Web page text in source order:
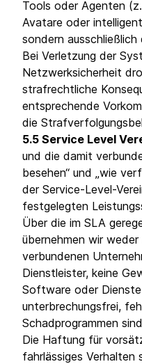
Tools oder Agenten
Avatare oder
sondern
Bei Verletzung der
Netzwerksicherheit
strafrechtliche
entsprechende
die
5.5 Service Level
und die damit
besehen“ und „wie
der Service-Level-
festgelegten
Über die im SLA
übernehmen wir
verbundenen
Dienstleister, keine
Software oder
unterbrechungsfrei,
Schadprogrammen
Die Haftung für
fahrlässiges Verhalten